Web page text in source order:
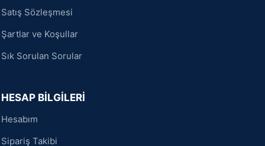
Satış Sözleşmesi
Şartlar ve Koşullar
Sık Sorulan Sorular
HESAP BİLGİLERİ
Hesabım
Sipariş Takibi